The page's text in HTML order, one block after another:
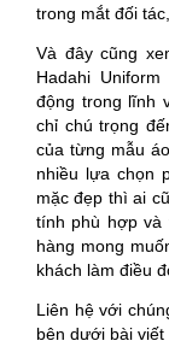
trong mắt đối
Và đây cũng
Hadahi
động trong lĩnh
chỉ chú trọng
của từng mẫu
nhiều lựa chọn
mặc đẹp thì ai
tính phù hợp và
hàng mong
khách làm điều
Liên hệ với
bên dưới bài viết